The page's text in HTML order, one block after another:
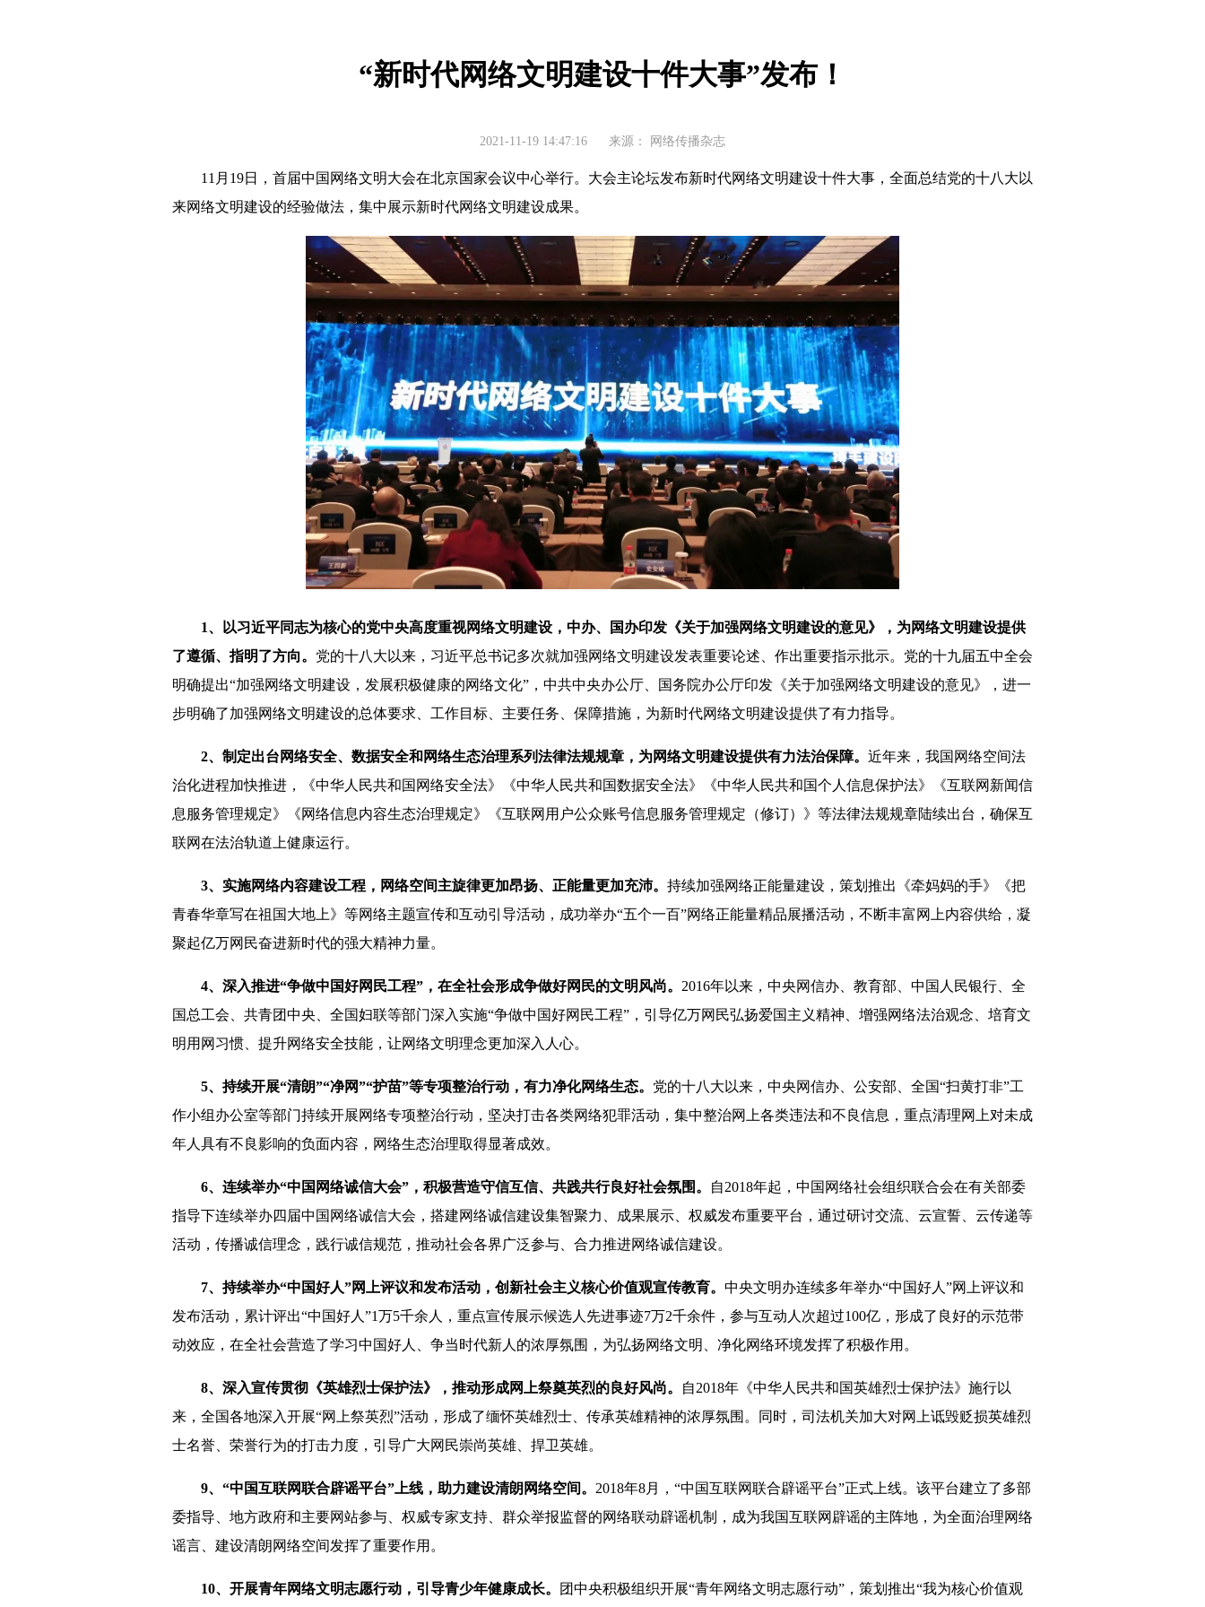
“新时代网络文明建设十件大事”发布！
2021-11-19 14:47:16 来源： 网络传播杂志
11月19日，首届中国网络文明大会在北京国家会议中心举行。大会主论坛发布新时代网络文明建设十件大事，全面总结党的十八大以
来网络文明建设的经验做法，集中展示新时代网络文明建设成果。
1、以习近平同志为核心的党中央高度重视网络文明建设，中办、国办印发《关于加强网络文明建设的意见》，为网络文明建设提供
了遵循、指明了方向。 党的十八大以来，习近平总书记多次就加强网络文明建设发表重要论述、作出重要指示批示。党的十九届五中全会
明确提出“加强网络文明建设，发展积极健康的网络文化”，中共中央办公厅、国务院办公厅印发《关于加强网络文明建设的意见》，进一
步明确了加强网络文明建设的总体要求、工作目标、主要任务、保障措施，为新时代网络文明建设提供了有力指导。
2、制定出台网络安全、数据安全和网络生态治理系列法律法规规章，为网络文明建设提供有力法治保障。 近年来，我国网络空间法
治化进程加快推进，《中华人民共和国网络安全法》《中华人民共和国数据安全法》《中华人民共和国个人信息保护法》《互联网新闻信
息服务管理规定》《网络信息内容生态治理规定》《互联网用户公众账号信息服务管理规定（修订）》等法律法规规章陆续出台，确保互
联网在法治轨道上健康运行。
3、实施网络内容建设工程，网络空间主旋律更加昂扬、正能量更加充沛。 持续加强网络正能量建设，策划推出《牵妈妈的手》《把
青春华章写在祖国大地上》等网络主题宣传和互动引导活动，成功举办“五个一百”网络正能量精品展播活动，不断丰富网上内容供给，凝
聚起亿万网民奋进新时代的强大精神力量。
4、深入推进“争做中国好网民工程”，在全社会形成争做好网民的文明风尚。 2016年以来，中央网信办、教育部、中国人民银行、全
国总工会、共青团中央、全国妇联等部门深入实施“争做中国好网民工程”，引导亿万网民弘扬爱国主义精神、增强网络法治观念、培育文
明用网习惯、提升网络安全技能，让网络文明理念更加深入人心。
5、持续开展“清朗”“净网”“护苗”等专项整治行动，有力净化网络生态。 党的十八大以来，中央网信办、公安部、全国“扫黄打非”工
作小组办公室等部门持续开展网络专项整治行动，坚决打击各类网络犯罪活动，集中整治网上各类违法和不良信息，重点清理网上对未成
年人具有不良影响的负面内容，网络生态治理取得显著成效。
6、连续举办“中国网络诚信大会”，积极营造守信互信、共践共行良好社会氛围。
自2018年起，中国网络社会组织联合会在有关部委
指导下连续举办四届中国网络诚信大会，搭建网络诚信建设集智聚力、成果展示、权威发布重要平台，通过研讨交流、云宣誓、云传递等
活动，传播诚信理念，践行诚信规范，推动社会各界广泛参与、合力推进网络诚信建设。
7、持续举办“中国好人”网上评议和发布活动，创新社会主义核心价值观宣传教育。 中央文明办连续多年举办“中国好人”网上评议和
发布活动，累计评出“中国好人”1万5千余人，重点宣传展示候选人先进事迹7万2千余件，参与互动人次超过100亿，形成了良好的示范带
动效应，在全社会营造了学习中国好人、争当时代新人的浓厚氛围，为弘扬网络文明、净化网络环境发挥了积极作用。
8、深入宣传贯彻《英雄烈士保护法》，推动形成网上祭奠英烈的良好风尚。
自2018年《中华人民共和国英雄烈士保护法》施行以
来，全国各地深入开展“网上祭英烈”活动，形成了缅怀英雄烈士、传承英雄精神的浓厚氛围。同时，司法机关加大对网上诋毁贬损英雄烈
士名誉、荣誉行为的打击力度，引导广大网民崇尚英雄、捍卫英雄。
9、“中国互联网联合辟谣平台”上线，助力建设清朗网络空间。 2018年8月，“中国互联网联合辟谣平台”正式上线。该平台建立了多部
委指导、地方政府和主要网站参与、权威专家支持、群众举报监督的网络联动辟谣机制，成为我国互联网辟谣的主阵地，为全面治理网络
谣言、建设清朗网络空间发挥了重要作用。
10、开展青年网络文明志愿行动，引导青少年健康成长。 团中央积极组织开展“青年网络文明志愿行动”，策划推出“我为核心价值观